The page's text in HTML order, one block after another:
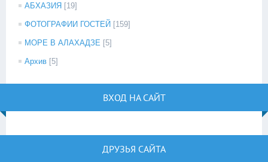
АБХАЗИЯ [19]
ФОТОГРАФИИ ГОСТЕЙ [159]
МОРЕ В АЛАХАДЗЕ [5]
Архив [5]
ВХОД НА САЙТ
ДРУЗЬЯ САЙТА